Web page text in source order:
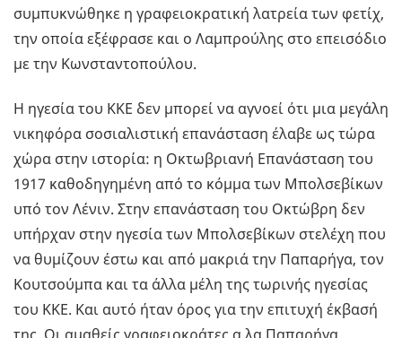
συμπυκνώθηκε η γραφειοκρατική λατρεία των φετίχ,
την οποία εξέφρασε και ο Λαμπρούλης στο επεισόδιο
με την Κωνσταντοπούλου.
Η ηγεσία του ΚΚΕ δεν μπορεί να αγνοεί ότι μια μεγάλη
νικηφόρα σοσιαλιστική επανάσταση έλαβε ως τώρα
χώρα στην ιστορία: η Οκτωβριανή Επανάσταση του
1917 καθοδηγημένη από το κόμμα των Μπολσεβίκων
υπό τον Λένιν. Στην επανάσταση του Οκτώβρη δεν
υπήρχαν στην ηγεσία των Μπολσεβίκων στελέχη που
να θυμίζουν έστω και από μακριά την Παπαρήγα, τον
Κουτσούμπα και τα άλλα μέλη της τωρινής ηγεσίας
του ΚΚΕ. Και αυτό ήταν όρος για την επιτυχή έκβασή